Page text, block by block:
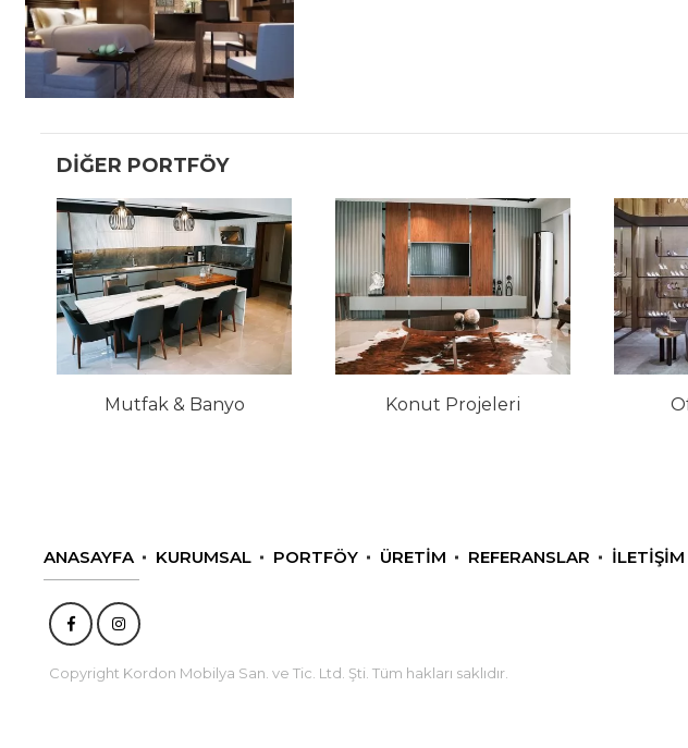
DIĞER PORTFÖY
Mutfak & Banyo Konut Projeleri
ANASAYFA KURUMSAL PORTFÖY ÜRETIM REFERANSLAR İLETIŞIM
Copyright Kordon Mobilya San. ve Tic. Ltd. Şti. Tüm hakları saklıdır.